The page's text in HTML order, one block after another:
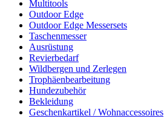
Multitools
Outdoor Edge
Outdoor Edge Messersets
Taschenmesser
Ausrüstung
Revierbedarf
Wildbergen und Zerlegen
Trophäenbearbeitung
Hundezubehör
Bekleidung
Geschenkartikel / Wohnaccessoires